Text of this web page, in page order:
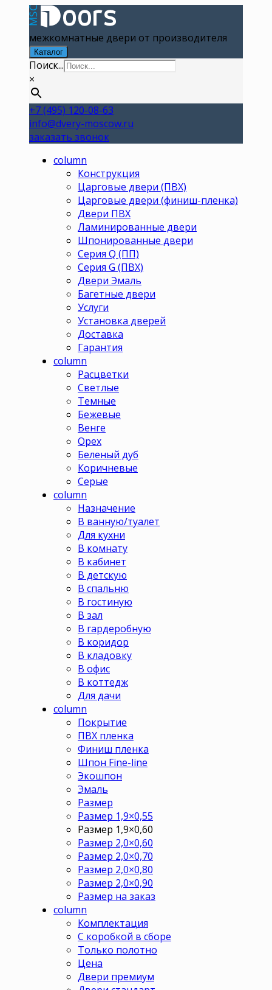
межкомнатные двери от производителя
Каталог
Поиск...
×
+7 (495) 120-08-63
info@dvery-moscow.ru
заказать звонок
column
Конструкция
Царговые двери (ПВХ)
Царговые двери (финиш-пленка)
Двери ПВХ
Ламинированные двери
Шпонированные двери
Серия Q (ПП)
Серия G (ПВХ)
Двери Эмаль
Багетные двери
Услуги
Установка дверей
Доставка
Гарантия
column
Расцветки
Светлые
Темные
Бежевые
Венге
Орех
Беленый дуб
Коричневые
Серые
column
Назначение
В ванную/туалет
Для кухни
В комнату
В кабинет
В детскую
В спальню
В гостиную
В зал
В гардеробную
В коридор
В кладовку
В офис
В коттедж
Для дачи
column
Покрытие
ПВХ пленка
Финиш пленка
Шпон Fine-line
Экошпон
Эмаль
Размер
Размер 1,9×0,55
Размер 1,9×0,60
Размер 2,0×0,60
Размер 2,0×0,70
Размер 2,0×0,80
Размер 2,0×0,90
Размер на заказ
column
Комплектация
С коробкой в сборе
Только полотно
Цена
Двери премиум